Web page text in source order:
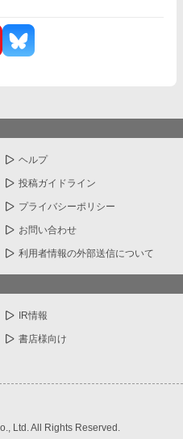
ヘルプ
投稿ガイドライン
プライバシーポリシー
お問い合わせ
利用者情報の外部送信について
IR情報
書店様向け
Ltd. All Rights Reserved.